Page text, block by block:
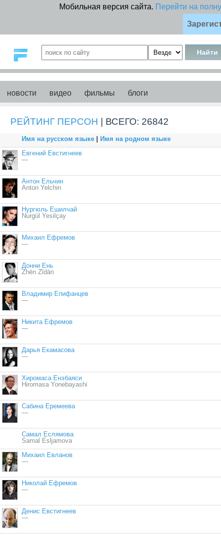
Мобильная версия сайта. Перейти на
новости видео фильмы блоги
РЕЙТИНГ ПЕРСОН | ВСЕГО: 26842
Имя на русском языке
Имя на родном языке
Евгений Евстигнеев
—
Антон Ельчин
Anton Yelchin
Нургюль Ешилчай
Nurgül Yesilçay
Михаил Ефремов
—
Донни Ень
Zhēn Zǐdān
Владимир Епифанцев
—
Никита Ефремов
—
Дарья Екамасова
—
Хиромаса Енэбаяси
Hiromasa Yonebayashi
Сабина Еремеева
—
Самал Еслямова
Samal Esljamova
Михаил Евланов
—
Николай Ефремов
—
Денис Евстигнеев
—